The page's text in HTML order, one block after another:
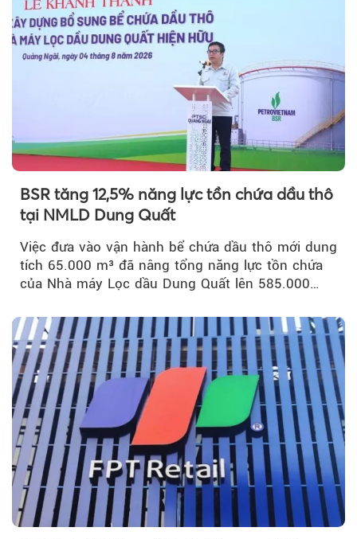
BSR tăng 12,5% năng lực tồn chứa dầu thô
tại NMLD Dung Quất
Việc đưa vào vận hành bể chứa dầu thô mới dung
tích 65.000 m³ đã nâng tổng năng lực tồn chứa
của Nhà máy Lọc dầu Dung Quất lên 585.000